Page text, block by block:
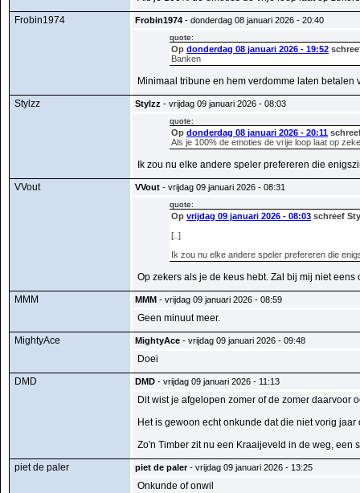
Frobin1974
Frobin1974 - donderdag 08 januari 2026 - 20:40
quote:
Op donderdag 08 januari 2026 - 19:52
Banken
Minimaal tribune en hem verdomme laten betalen
Stylzz
Stylzz - vrijdag 09 januari 2026 - 08:03
quote:
Op donderdag 08 januari 2026 - 20:11
Als je 100% de emoties de vrije loop laat op
Ik zou nu elke andere speler prefereren die
VVout
VVout - vrijdag 09 januari 2026 - 08:31
quote:
Op vrijdag 09 januari 2026 - 08:03 schreef
[..]
Ik zou nu elke andere speler prefereren die
Op zekers als je de keus hebt. Zal bij mij niet
MMM
MMM - vrijdag 09 januari 2026 - 08:59
Geen minuut meer.
MightyAce
MightyAce - vrijdag 09 januari 2026 - 09:48
Doei
DMD
DMD - vrijdag 09 januari 2026 - 11:13
Dit wist je afgelopen zomer of de zomer daarvoor
Het is gewoon echt onkunde dat die niet vorig
Zo'n Timber zit nu een Kraaijeveld in de weg, een
piet de paler
piet de paler- vrijdag 09 januari 2026 - 13:25
Onkunde of onwil